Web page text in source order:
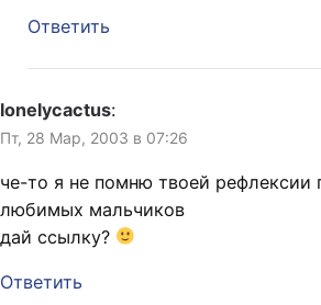
Ответить
lonelycactus:
Пт, 28 Мар, 2003 в 07:26
че-то я не помню твоей рефлексии
любимых мальчиков
дай ссылку?
Ответить